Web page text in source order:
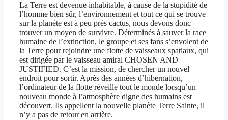
La Terre est devenue inhabitable, à cause de la stupidité de
l’homme bien sûr, l’environnement et tout ce qui se trouve
sur la planète est à peu près cactus, nous devons donc
trouver un moyen de survivre. Déterminés à sauver la race
humaine de l’extinction, le groupe et ses fans s’envolent de
la Terre pour rejoindre une flotte de vaisseaux spatiaux, qui
est dirigée par le vaisseau amiral CHOSEN AND
JUSTIFIED. C’est la mission, de chercher un nouvel
endroit pour sortir. Après des années d’hibernation,
l’ordinateur de la flotte réveille tout le monde lorsqu’un
nouveau monde à l’atmosphère digne des humains est
découvert. Ils appellent la nouvelle planète Terre Sainte, il
n’y a pas de retour en arrière.